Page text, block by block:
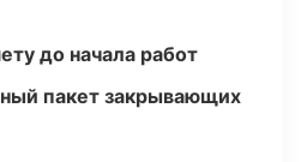
до начала работ
пакет закрывающих